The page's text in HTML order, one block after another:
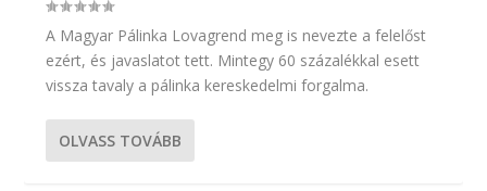
A Magyar Pálinka Lovagrend meg is nevezte a felelőst
ezért, és javaslatot tett. Mintegy 60 százalékkal esett
vissza tavaly a pálinka kereskedelmi forgalma.
OLVASS TOVÁBB